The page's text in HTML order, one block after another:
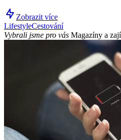
Zobrazit více
LifestyleCestování
Vybrali jsme pro vás Magazíny a